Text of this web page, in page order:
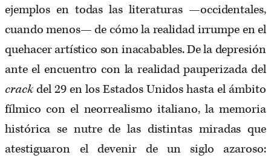
ejemplos en todas las literaturas —occidentales,
cuando menos— de cómo la realidad irrumpe en el
quehacer artístico son inacabables. De la depresión
ante el encuentro con la realidad pauperizada del
crackdel 29 en los Estados Unidos hasta el ámbito
fílmico con el neorrealismo italiano, la memoria
histórica se nutre de las distintas miradas que
atestiguaron el devenir de un siglo azaroso: